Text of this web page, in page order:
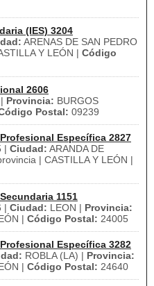
(IES) 3204
ARENAS DE SAN PEDRO
Y LEÓN | Código
2606
Provincia: BURGOS
Postal: 09239
Específica 2827
| Ciudad: ARANDA DE
| CASTILLA Y LEÓN |
1151
| Ciudad: LEON | Provincia:
| Código Postal: 24005
Específica 3282
ROBLA (LA) | Provincia:
| Código Postal: 24640